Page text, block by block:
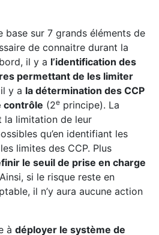
base sur 7 grands éléments de
de connaitre durant la
il y a l’identification des
permettant de les limiter
y a la détermination des CCP
contrôle (2e principe). La
la limitation de leur
qu’en identifiant les
limites des CCP. Plus
le seuil de prise en charge
si le risque reste en
il n’y aura aucune action
à déployer le système de